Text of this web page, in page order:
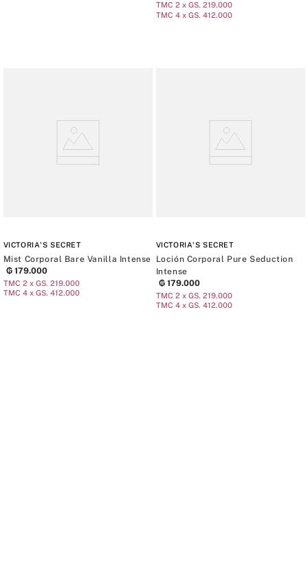
TMC 2 x GS. 219.000
TMC 4 x GS. 412.000
VICTORIA'S SECRET
Mist Corporal Bare Vanilla Intense
₲ 179.000
TMC 2 x GS. 219.000
TMC 4 x GS. 412.000
VICTORIA'S SECRET
Loción Corporal Pure Seduction
Intense
₲ 179.000
TMC 2 x GS. 219.000
TMC 4 x GS. 412.000